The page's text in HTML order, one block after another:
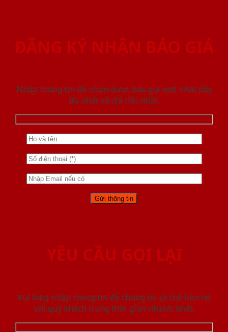
ĐĂNG KÝ NHẬN BÁO GIÁ
Nhập thông tin để nhận được báo giá mới nhât đầy
đủ nhất và chi tiết nhất.
YÊU CẦU GỌI LẠI
Vui lòng nhập thông tin để chúng tôi có thể liên hệ
với quý khách trong thời gian nhanh nhất.